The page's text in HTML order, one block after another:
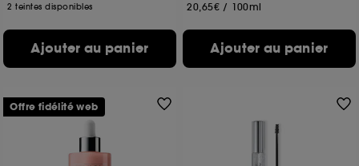
2 teintes disponibles
Ajouter au panier
20,65€ / 100ml
Ajouter au panier
Offre fidélité web